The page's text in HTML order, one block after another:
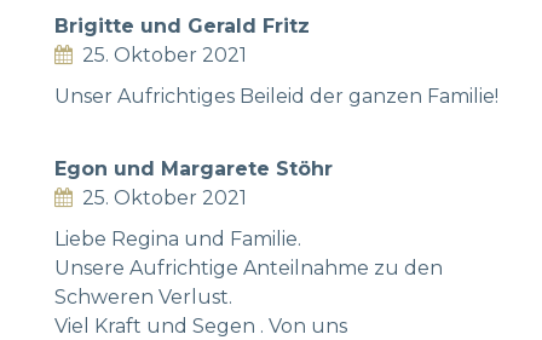
Brigitte und Gerald Fritz
25. Oktober 2021
Unser Aufrichtiges Beileid der ganzen Familie!
Egon und Margarete Stöhr
25. Oktober 2021
Liebe Regina und Familie.
Unsere Aufrichtige Anteilnahme zu den
Schweren Verlust.
Viel Kraft und Segen . Von uns